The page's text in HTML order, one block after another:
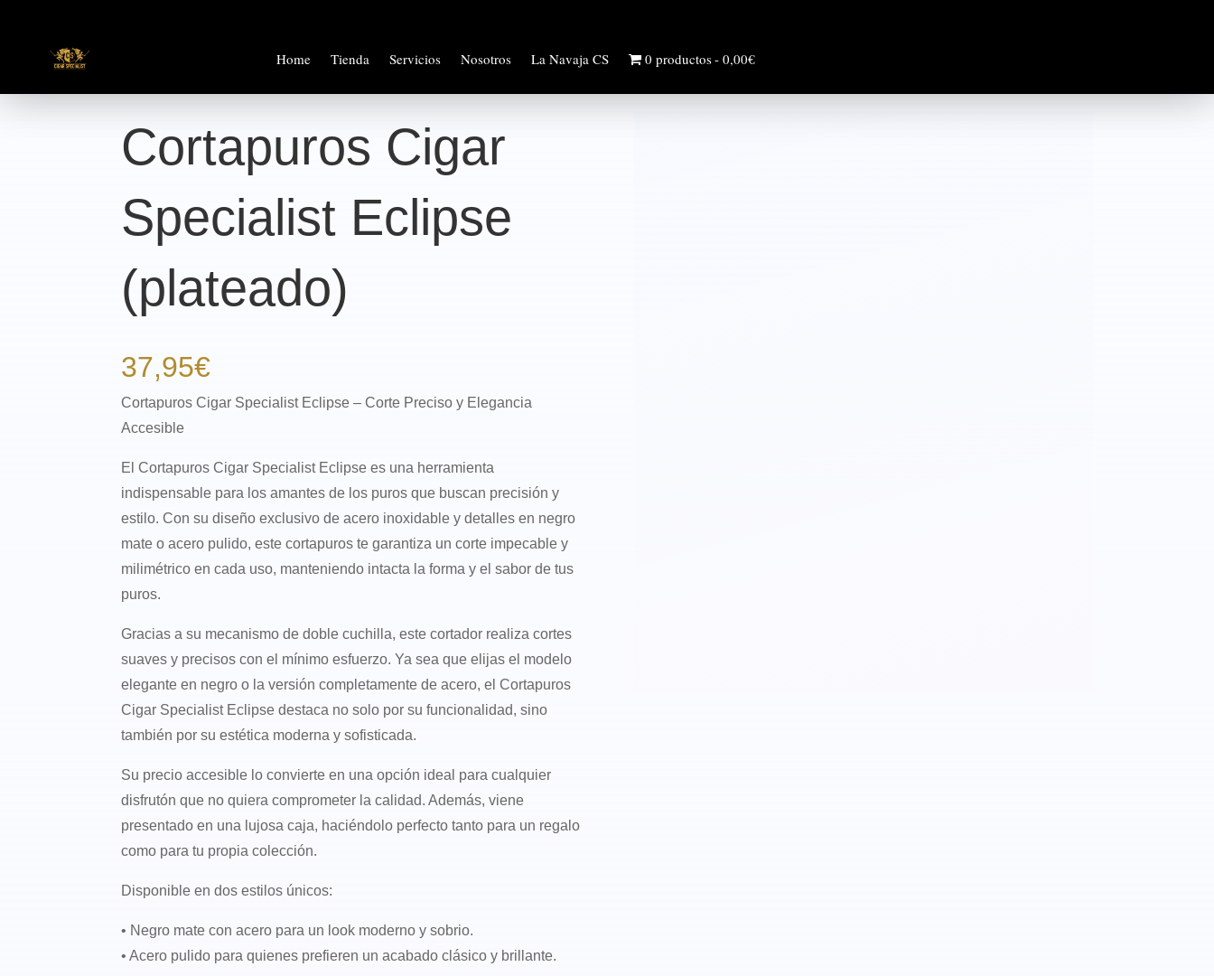
Home Tienda Servicios Nosotros La Navaja CS 0 productos 0,00€
Cortapuros Cigar
Specialist Eclipse
(plateado)
37,95€
Cortapuros Cigar Specialist Eclipse – Corte Preciso y Elegancia
Accesible
El Cortapuros Cigar Specialist Eclipse es una herramienta
indispensable para los amantes de los puros que buscan precisión y
estilo. Con su diseño exclusivo de acero inoxidable y detalles en negro
mate o acero pulido, este cortapuros te garantiza un corte impecable y
milimétrico en cada uso, manteniendo intacta la forma y el sabor de tus
puros.
Gracias a su mecanismo de doble cuchilla, este cortador realiza cortes
suaves y precisos con el mínimo esfuerzo. Ya sea que elijas el modelo
elegante en negro o la versión completamente de acero, el Cortapuros
Cigar Specialist Eclipse destaca no solo por su funcionalidad, sino
también por su estética moderna y sofisticada.
Su precio accesible lo convierte en una opción ideal para cualquier
disfrutón que no quiera comprometer la calidad. Además, viene
presentado en una lujosa caja, haciéndolo perfecto tanto para un regalo
como para tu propia colección.
Disponible en dos estilos únicos:
• Negro mate con acero para un look moderno y sobrio.
• Acero pulido para quienes prefieren un acabado clásico y brillante.